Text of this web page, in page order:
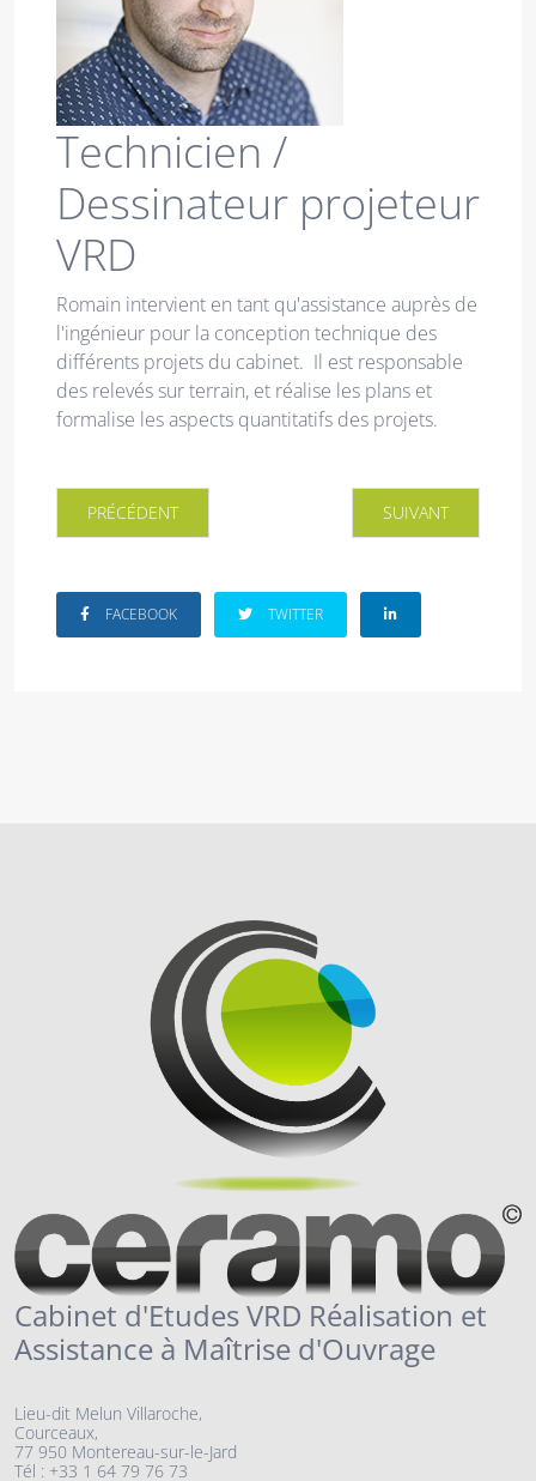
Technicien /
Dessinateur projeteur
VRD
Romain intervient en tant qu'assistance auprès de
l'ingénieur pour la conception technique des
différents projets du cabinet. Il est responsable
des relevés sur terrain, et réalise les plans et
formalise les aspects quantitatifs des projets.
ARTICLE PRÉCÉDENT : CHRISTOPHE BRUZZO
PRÉCÉDENT ARTICLE SUIVANT :
SUIVANT
FACEBOOK TWITTER
Cabinet d'Etudes VRD Réalisation et
Assistance à Maîtrise d'Ouvrage
Lieu-dit Melun Villaroche,
Courceaux,
77 950 Montereau-sur-le-Jard
Tél : +33 1 64 79 76 73